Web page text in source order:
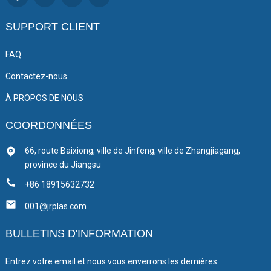
SUPPORT CLIENT
FAQ
Contactez-nous
À PROPOS DE NOUS
COORDONNÉES
66, route Baixiong, ville de Jinfeng, ville de Zhangjiagang,
province du Jiangsu
+86 18915632732
001@jrplas.com
BULLETINS D'INFORMATION
Entrez votre email et nous vous enverrons les dernières